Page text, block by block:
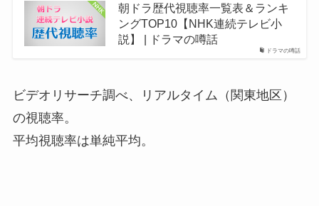
ドラマの噂話
朝ドラ歴代視聴率一覧表＆ランキ
ングTOP10【NHK連続テレビ小
説】 | ドラマの噂話
ビデオリサーチ調べ、リアルタイム（関東地区）
の視聴率。
平均視聴率は単純平均。